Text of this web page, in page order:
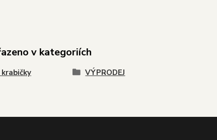
v kategoriích
krabičky VÝPRODEJ